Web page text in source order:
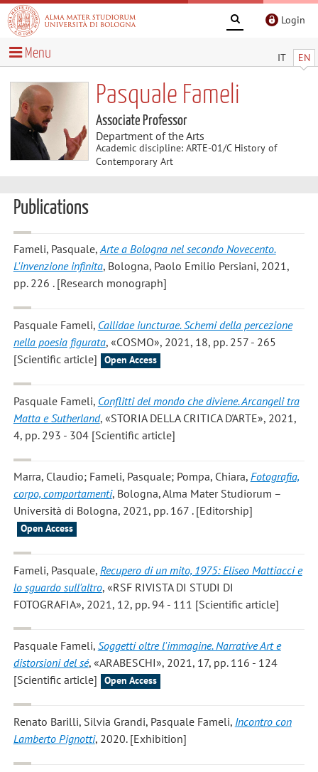
Login
IT EN
Menu
Pasquale Fameli
Associate Professor
Department of the Arts
Academic discipline: ARTE-01/C History of
Contemporary Art
Publications
Fameli, Pasquale,Arte a Bologna nel secondo Novecento.
L'invenzione infinita, Bologna, Paolo Emilio Persiani, 2021,
pp. 226 . [Research monograph]
Pasquale Fameli, Callidae iuncturae. Schemi della percezione
nella poesia figurata, «COSMO», 2021, 18, pp. 257 - 265
[Scientific article]
Open Access
Pasquale Fameli, Conflitti del mondo che diviene. Arcangeli tra
Matta e Sutherland, «STORIA DELLA CRITICA D'ARTE», 2021,
4, pp. 293 - 304 [Scientific article]
Marra, Claudio; Fameli, Pasquale; Pompa, Chiara, Fotografia,
corpo, comportamenti, Bologna, Alma Mater Studiorum –
Università di Bologna, 2021, pp. 167 . [Editorship]
Open Access
Fameli, Pasquale, Recupero di un mito, 1975: Eliseo Mattiacci e
lo sguardo sull'altro, «RSF RIVISTA DI STUDI DI
FOTOGRAFIA», 2021, 12, pp. 94 - 111 [Scientific article]
Pasquale Fameli, Soggetti oltre l'immagine. Narrative Art e
distorsioni del sé, «ARABESCHI», 2021, 17, pp. 116 - 124
[Scientific article]
Open Access
Renato Barilli, Silvia Grandi, Pasquale Fameli, Incontro con
Lamberto Pignotti, 2020. [Exhibition]